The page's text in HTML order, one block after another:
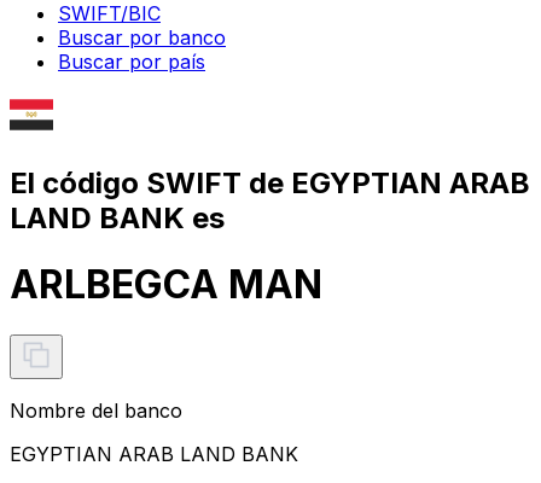
SWIFT/BIC
Buscar por banco
Buscar por país
El código SWIFT de EGYPTIAN ARAB
LAND BANK es
ARLBEGCA MAN
Nombre del banco
EGYPTIAN ARAB LAND BANK